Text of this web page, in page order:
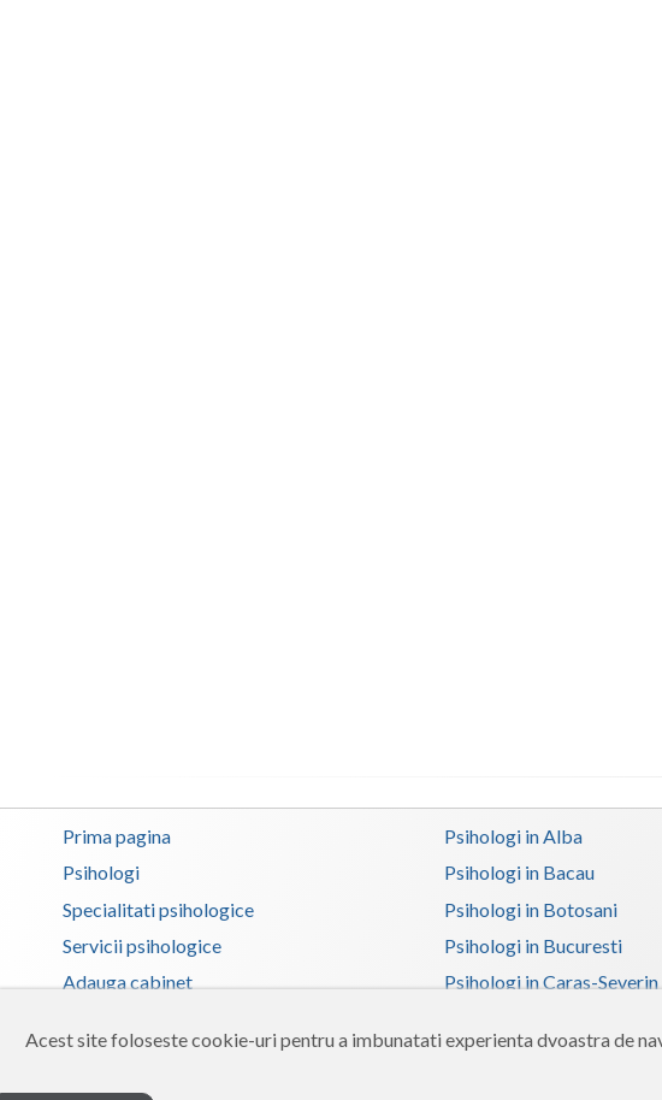
Acest site foloseste cookie-uri pentru a imbunatati experienta dvoastra de
Prima pagina
Psihologi
Specialitati psihologice
Servicii psihologice
Adauga cabinet
Ajutor
Contact
Psihologi in Alba
Psihologi in Bacau
Psihologi in Botosani
Psihologi in Bucuresti
Psihologi in Caras-Severin
Psihologi in Galati